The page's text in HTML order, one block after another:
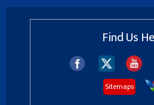
Find Us
Sitemaps